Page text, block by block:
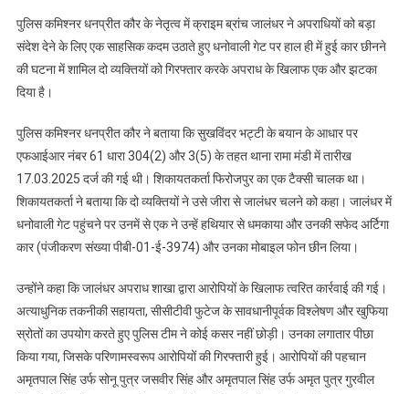
पुलिस कमिश्नर धनप्रीत कौर के नेतृत्व में क्राइम ब्रांच जालंधर ने अपराधियों को बड़ा
संदेश देने के लिए एक साहसिक कदम उठाते हुए धनोवाली गेट पर हाल ही में हुई कार छीनने
की घटना में शामिल दो व्यक्तियों को गिरफ्तार करके अपराध के खिलाफ एक और झटका
दिया है।
पुलिस कमिश्नर धनप्रीत कौर ने बताया कि सुखविंदर भट्टी के बयान के आधार पर
एफआईआर नंबर 61 धारा 304(2) और 3(5) के तहत थाना रामा मंडी में तारीख
17.03.2025 दर्ज की गई थी। शिकायतकर्ता फिरोजपुर का एक टैक्सी चालक था।
शिकायतकर्ता ने बताया कि दो व्यक्तियों ने उसे जीरा से जालंधर चलने को कहा। जालंधर में
धनोवाली गेट पहुंचने पर उनमें से एक ने उन्हें हथियार से धमकाया और उनकी सफेद अर्टिगा
कार (पंजीकरण संख्या पीबी-01-ई-3974) और उनका मोबाइल फोन छीन लिया।
उन्होंने कहा कि जालंधर अपराध शाखा द्वारा आरोपियों के खिलाफ त्वरित कार्रवाई की गई।
अत्याधुनिक तकनीकी सहायता, सीसीटीवी फुटेज के सावधानीपूर्वक विश्लेषण और खुफिया
स्रोतों का उपयोग करते हुए पुलिस टीम ने कोई कसर नहीं छोड़ी। उनका लगातार पीछा
किया गया, जिसके परिणामस्वरूप आरोपियों की गिरफ्तारी हुई। आरोपियों की पहचान
अमृतपाल सिंह उर्फ सोनू पुत्र जसवीर सिंह और अमृतपाल सिंह उर्फ अमृत पुत्र गुरवील